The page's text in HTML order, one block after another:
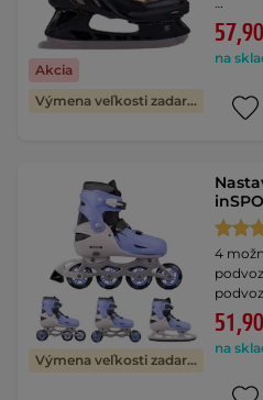
Akcia
Výmena veľkosti zadarmo
na
Výmena veľkosti zadarmo
4
na